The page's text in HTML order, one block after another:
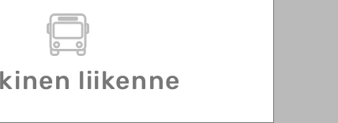
liikenne